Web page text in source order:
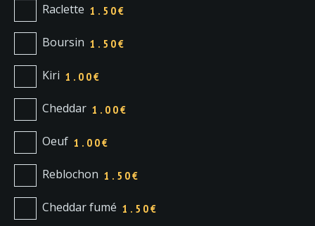
Raclette 1.50€
Boursin 1.50€
Kiri 1.00€
Cheddar 1.00€
Oeuf 1.00€
Reblochon 1.50€
Cheddar fumé 1.50€